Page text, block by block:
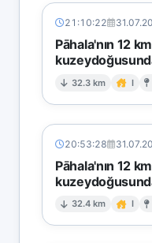
21:10:22
Pāhala'nın 12
32.3 km I
20:53:28
Pāhala'nın 12
32.4 km I